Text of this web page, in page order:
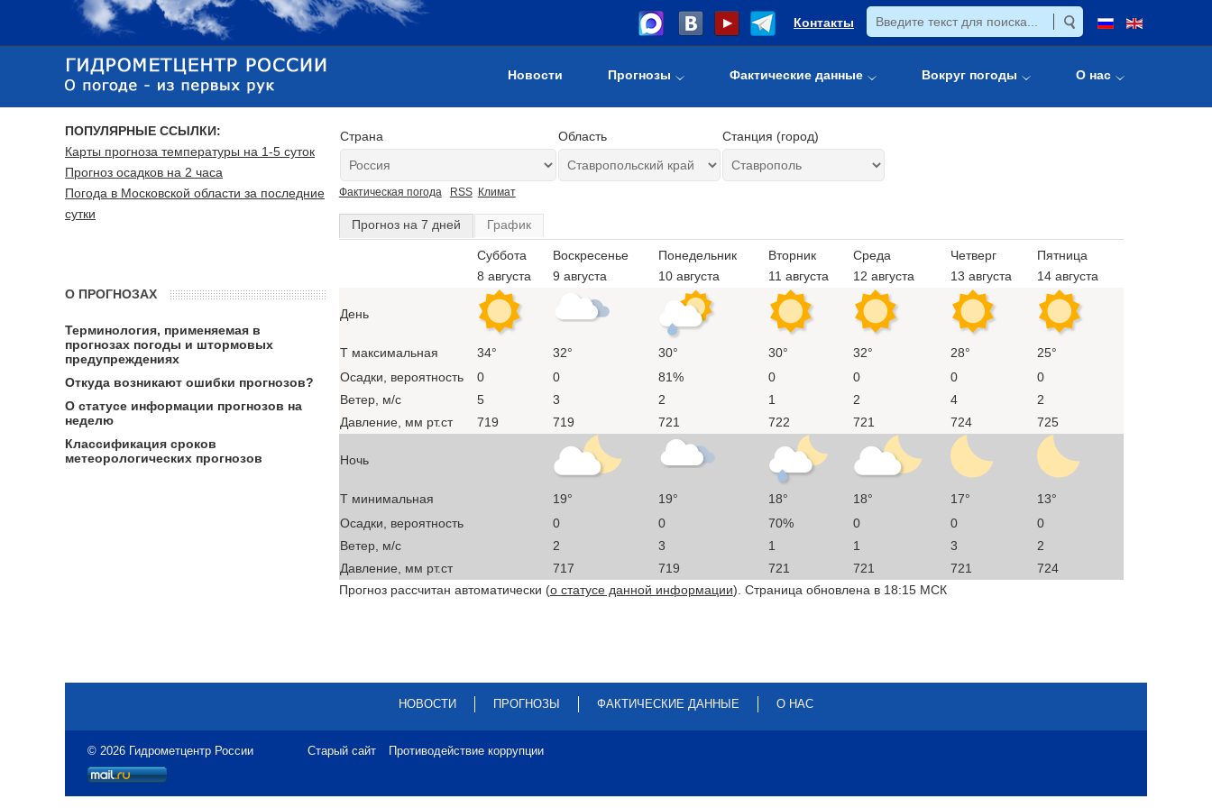
Контакты
Новости Прогнозы Фактические данные Вокруг погоды О нас
Страна Область Станция (город)
Фактическая погода RSS Климат
Прогноз на 7 дней График
Суббота
8 августа
Воскресенье
9 августа
Понедельник
10 августа
Вторник
11 августа
Среда
12 августа
Четверг
13 августа
Пятница
14 августа
День
T максимальная 34° 32° 30° 30° 32° 28°
25°
Осадки, вероятность
0 0 81% 0 0 0
0
Ветер, м/с
5 3 2 1 2 4
2
Давление, мм рт.ст
719 719 721 722 721 724 725
Ночь
T минимальная 19° 19° 18° 18° 17°
13°
Осадки, вероятность
0 0 70% 0 0
0
Ветер, м/с
2 3 1 1 3
2
Давление, мм рт.ст
717 719 721 721 721
724
Прогноз рассчитан автоматически (о статусе данной информации). Страница обновлена в 18:15 МСК
ПОПУЛЯРНЫЕ ССЫЛКИ:
Карты прогноза температуры на 1-5 суток
Прогноз осадков на 2 часа
Погода в Московской области за последние
сутки
О ПРОГНОЗАХ
Терминология, применяемая в
прогнозах погоды и штормовых
предупреждениях
Откуда возникают ошибки прогнозов?
О статусе информации прогнозов на
неделю
Классификация сроков
метеорологических прогнозов
НОВОСТИ ПРОГНОЗЫ ФАКТИЧЕСКИЕ ДАННЫЕ О НАС
© 2026 Гидрометцентр России Старый сайт Противодействие коррупции